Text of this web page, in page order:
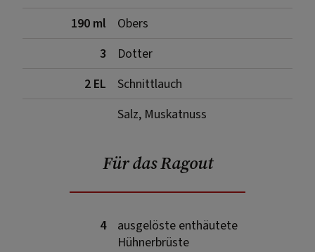
190 ml
Obers
3
Dotter
2 EL
Schnittlauch
Salz, Muskatnuss
Für das Ragout
4
ausgelöste enthäutete
Hühnerbrüste